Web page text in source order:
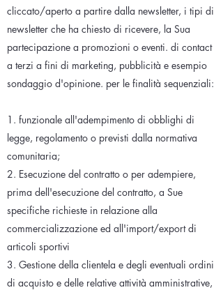
cliccato/aperto a partire dalla newsletter, i tipi di
newsletter che ha chiesto di ricevere, la Sua
partecipazione a promozioni o eventi. di contact
a terzi a fini di marketing, pubblicità e esempio
sondaggio d'opinione. per le finalità sequenziali:
1. funzionale all'adempimento di obblighi di
legge, regolamento o previsti dalla normativa
comunitaria;
2. Esecuzione del contratto o per adempiere,
prima dell'esecuzione del contratto, a Sue
specifiche richieste in relazione alla
commercializzazione ed all'import/export di
articoli sportivi
3. Gestione della clientela e degli eventuali ordini
di acquisto e delle relative attività amministrative,